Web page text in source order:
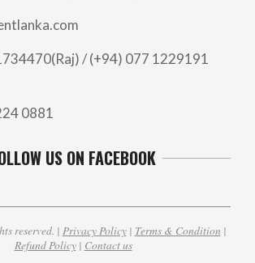
/ (+94) 077 1229191
0881
US ON FACEBOOK
reserved. | Privacy Policy| Terms & Condition |
Refund Policy| Contact us